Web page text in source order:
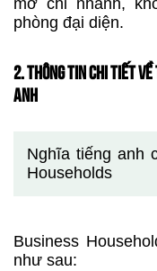
mở chi nhánh,
phòng đại diện.
2. THÔNG TIN CHI TIẾT VỀ
ANH
Nghĩa tiếng anh
Households
Business
như sau: